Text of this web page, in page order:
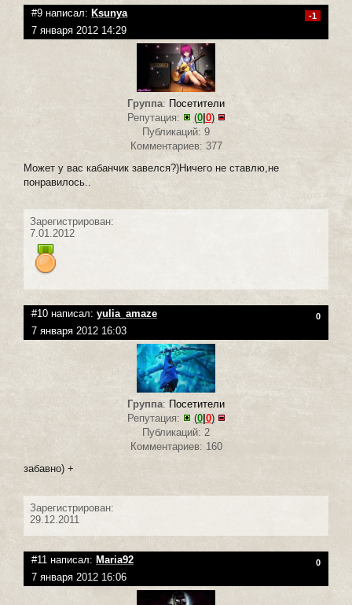
#9 написал: Ksunya -1
7 января 2012 14:29
Группа: Посетители
Репутация:
(0| 0)
Публикаций: 9
Комментариев: 377
Может у вас кабанчик завелся?)Ничего не ставлю,не
понравилось..
Зарегистрирован:
7.01.2012
#10 написал: yulia_amaze 0
7 января 2012 16:03
Группа: Посетители
Репутация:
(0| 0)
Публикаций: 2
Комментариев: 160
забавно) +
Зарегистрирован:
29.12.2011
#11 написал: Maria92 0
7 января 2012 16:06